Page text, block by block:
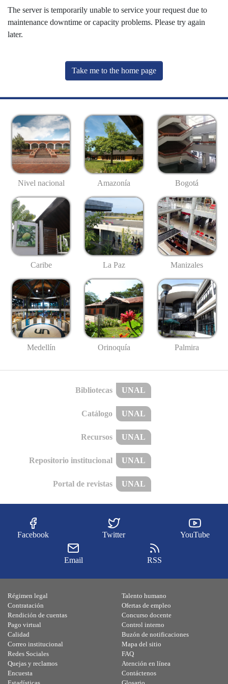
The server is temporarily unable to service your request due to
maintenance downtime or capacity problems. Please try again
later.
Take me to the home page
Nivel nacional Amazonía Bogotá
Caribe La Paz Manizales
Medellín Orinoquía Palmira
Bibliotecas UNAL
Catálogo UNAL
Recursos UNAL
Repositorio institucional UNAL
Portal de revistas UNAL
Facebook Twitter YouTube
Email RSS
Régimen legal
Contratación
Rendición de cuentas
Pago virtual
Calidad
Talento humano
Ofertas de empleo
Concurso docente
Control interno
Buzón de notificaciones
Correo institucional
Redes Sociales
Quejas y reclamos
Encuesta
Mapa del sitio
FAQ
Atención en línea
Contáctenos